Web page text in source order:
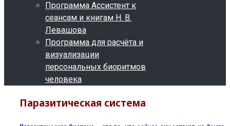
Программа Ассистент к
сеансам и книгам Н. В.
Левашова
Программа для расчёта и
визуализации
персональных биоритмов
человека
Паразитическая система